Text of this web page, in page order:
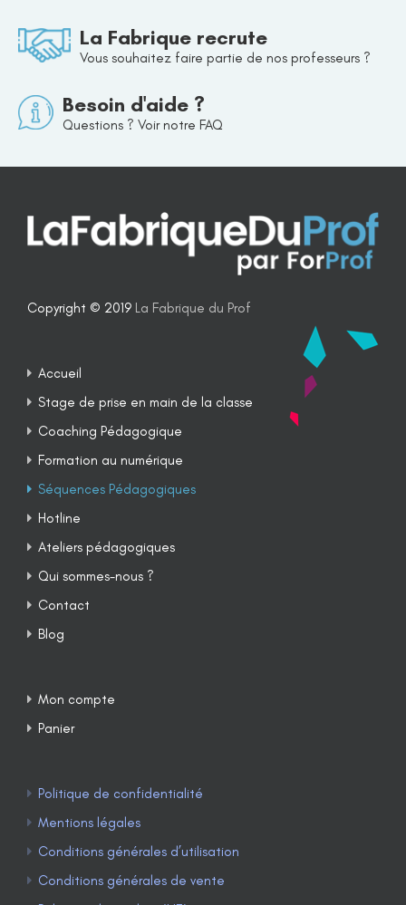
La Fabrique recrute
Vous souhaitez faire partie de nos professeurs ?
Besoin d'aide ?
Questions ? Voir notre FAQ
Copyright © 2019 La Fabrique du Prof
Accueil
Stage de prise en main de la classe
Coaching Pédagogique
Formation au numérique
Séquences Pédagogiques
Hotline
Ateliers pédagogiques
Qui sommes-nous ?
Contact
Blog
Mon compte
Panier
Politique de confidentialité
Mentions légales
Conditions générales d’utilisation
Conditions générales de vente